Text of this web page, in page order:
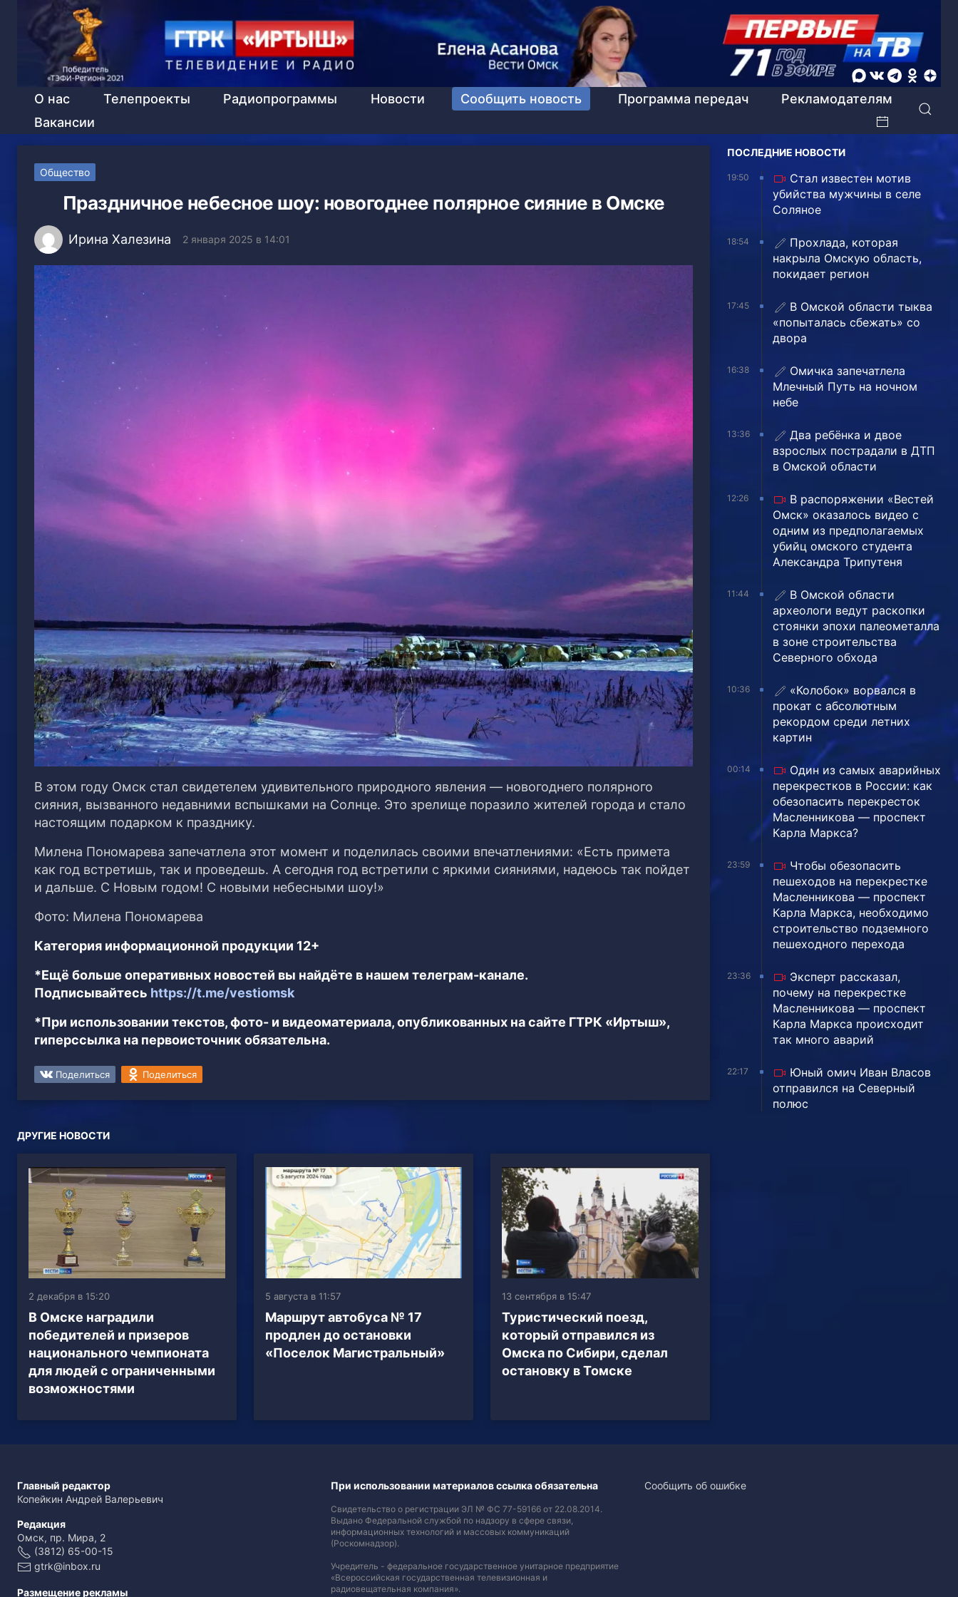
О нас Телепроекты Радиопрограммы Новости Сообщить новость Программа передач
Рекламодателям
Вакансии
Общество
Праздничное небесное шоу: новогоднее полярное сияние в Омске
Ирина Халезина 2 января 2025 в 14:01
В этом году Омск стал свидетелем удивительного природного явления — новогоднего полярного
сияния, вызванного недавними вспышками на Солнце. Это зрелище поразило жителей города и стало
настоящим подарком к празднику.
Милена Пономарева запечатлела этот момент и поделилась своими впечатлениями: «Есть примета
как год встретишь, так и проведешь. А сегодня год встретили с яркими сияниями, надеюсь так пойдет
и дальше. С Новым годом! С новыми небесными шоу!»
Фото: Милена Пономарева
Категория информационной продукции 12+
*Ещё больше оперативных новостей вы найдёте в нашем телеграм-канале.
Подписывайтесь https://t.me/vestiomsk
*При использовании текстов, фото- и видеоматериала, опубликованных на сайте ГТРК «Иртыш»,
гиперссылка на первоисточник обязательна.
Поделиться Поделиться
ДРУГИЕ НОВОСТИ
2 декабря в 15:20
В Омске наградили
победителей и призеров
национального чемпионата
для людей с ограниченными
возможностями
5 августа в 11:57
Маршрут автобуса № 17
продлен до остановки
«Поселок Магистральный»
13 сентября в 15:47
Туристический поезд,
который отправился из
Омска по Сибири, сделал
остановку в Томске
ПОСЛЕДНИЕ НОВОСТИ
19:50
Стал известен мотив
убийства мужчины в селе
Соляное
18:54
Прохлада, которая
накрыла Омскую область,
покидает регион
17:45
В Омской области тыква
«попыталась сбежать» со
двора
16:38
Омичка запечатлела
Млечный Путь на ночном
небе
13:36
Два ребёнка и двое
взрослых пострадали в ДТП
в Омской области
12:26
В распоряжении «Вестей
Омск» оказалось видео с
одним из предполагаемых
убийц омского студента
Александра Трипутеня
11:44
В Омской области
археологи ведут раскопки
стоянки эпохи палеометалла
в зоне строительства
Северного обхода
10:36
«Колобок» ворвался в
прокат с абсолютным
рекордом среди летних
картин
00:14
Один из самых аварийных
перекрестков в России: как
обезопасить перекресток
Масленникова — проспект
Карла Маркса?
23:59
Чтобы обезопасить
пешеходов на перекрестке
Масленникова — проспект
Карла Маркса, необходимо
строительство подземного
пешеходного перехода
23:36
Эксперт рассказал,
почему на перекрестке
Масленникова — проспект
Карла Маркса происходит
так много аварий
22:17
Юный омич Иван Власов
отправился на Северный
полюс
Главный редактор
Копейкин Андрей Валерьевич
Редакция
Омск, пр. Мира, 2
(3812) 65-00-15
gtrk@inbox.ru
Размещение рекламы
При использовании материалов ссылка обязательна
Свидетельство о регистрации ЭЛ № ФС 77-59166 от 22.08.2014.
Выдано Федеральной службой по надзору в сфере связи,
информационных технологий и массовых коммуникаций
(Роскомнадзор).
Учредитель - федеральное государственное унитарное предприятие
«Всероссийская государственная телевизионная и
радиовещательная компания».
Сообщить об ошибке